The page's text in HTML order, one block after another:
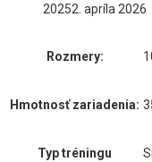
20252. apríla 2026
Rozmery:
Hmotnosť zariadenia:
Typ tréningu